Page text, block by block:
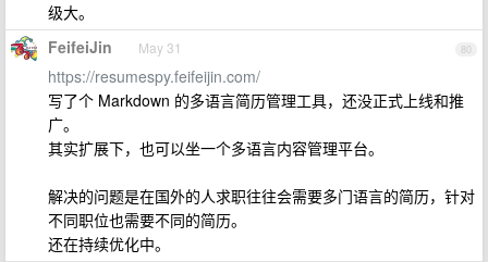
级大。
80
FeifeiJin May 31
https://resumespy.feifeijin.com/
写了个 Markdown 的多语言简历管理工具，还没正式上线和推
广。
其实扩展下，也可以坐一个多语言内容管理平台。
解决的问题是在国外的人求职往往会需要多门语言的简历，针对
不同职位也需要不同的简历。
还在持续优化中。